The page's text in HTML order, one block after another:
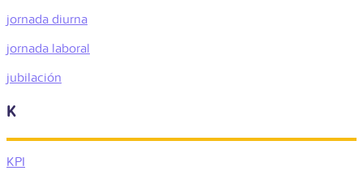
jornada diurna
jornada laboral
jubilación
K
KPI